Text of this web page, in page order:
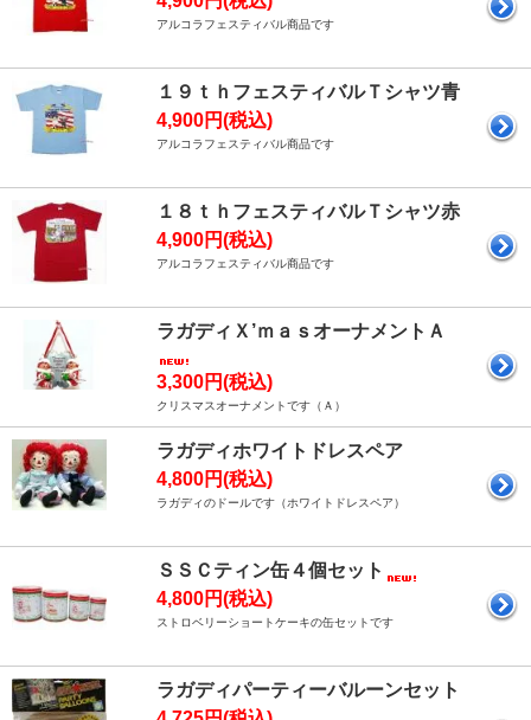
アルコラフェスティバル商品です
１９ｔｈフェスティバルＴシャツ青
4,900円(税込)
アルコラフェスティバル商品です
１８ｔｈフェスティバルＴシャツ赤
4,900円(税込)
アルコラフェスティバル商品です
ラガディＸ’ｍａｓオーナメントＡ
3,300円(税込)
クリスマスオーナメントです（Ａ）
ラガディホワイトドレスペア
4,800円(税込)
ラガディのドールです（ホワイトドレスペア）
ＳＳＣティン缶４個セット
4,800円(税込)
ストロベリーショートケーキの缶セットです
ラガディパーティーバルーンセット